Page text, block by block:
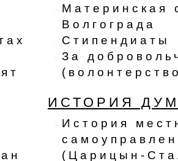
Материнская
Волгограда
Стипендиаты
За
ИСТОРИЯ
История
(Царицын-